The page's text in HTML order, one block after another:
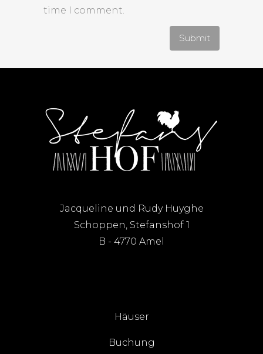
time I comment.
Jacqueline und Rudy Huyghe
Schoppen, Stefanshof 1
B - 4770 Amel
Häuser
Buchung